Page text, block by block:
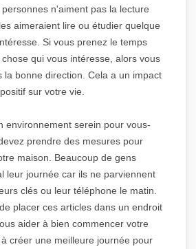
n'aiment pas la lecture
aimeraient lire ou étudier quelque
Si vous prenez le temps
qui vous intéresse, alors vous
la bonne direction. Cela a un impact
positif sur votre vie.
environnement serein pour vous-
prendre des mesures pour
maison. Beaucoup de gens
leur journée car ils ne parviennent
clés ou leur téléphone le matin.
placer ces articles dans un endroit
aider à bien commencer votre
créer une meilleure journée pour